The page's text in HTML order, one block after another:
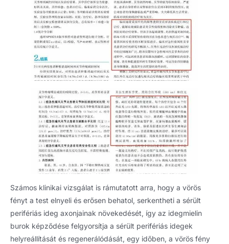
Számos klinikai vizsgálat is rámutatott arra, hogy a vörös
fényt a test elnyeli és erősen behatol, serkentheti a sérült
perifériás ideg axonjainak növekedését, így az idegmielin
burok képződése felgyorsítja a sérült perifériás idegek
helyreállítását és regenerálódását, egy időben, a vörös fény